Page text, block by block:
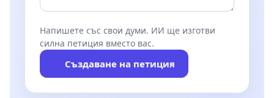
Напишете със свои думи. ИИ ще изготви
силна петиция вместо вас.
Създаване на петиция